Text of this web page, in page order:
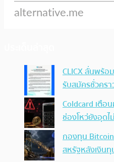
CLICX ลั่นพร้
รับสมัครชั่วคร
Coldcard เตือ
ช่องโหว่ยังอุดไ
กองทุน Bitcoin
สหรัฐหลังเงิน